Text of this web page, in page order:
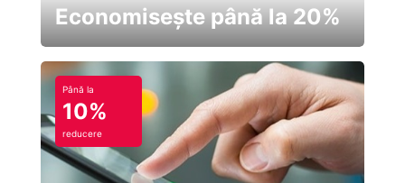
Economisește până la 20%
Până la
10%
reducere